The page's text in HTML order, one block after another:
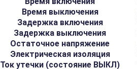
Время выключения
Задержка включения
Задержка выключения
Остаточное напряжение
Электрическая изоляция
Ток утечки (состояние ВЫКЛ)